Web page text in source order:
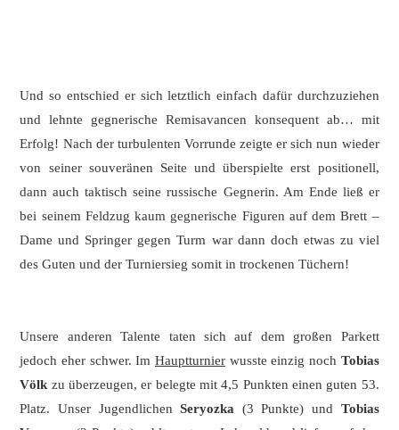
Und so entschied er sich letztlich einfach dafür durchzuziehen
und lehnte gegnerische Remisavancen konsequent ab… mit
Erfolg! Nach der turbulenten Vorrunde zeigte er sich nun wieder
von seiner souveränen Seite und überspielte erst positionell,
dann auch taktisch seine russische Gegnerin. Am Ende ließ er
bei seinem Feldzug kaum gegnerische Figuren auf dem Brett –
Dame und Springer gegen Turm war dann doch etwas zu viel
des Guten und der Turniersieg somit in trockenen Tüchern!
Unsere anderen Talente taten sich auf dem großen Parkett
jedoch eher schwer. Im Hauptturnier wusste einzig noch Tobias
Völk zu überzeugen, er belegte mit 4,5 Punkten einen guten 53.
Platz. Unser JugendlichenSeryozka (3 Punkte) und Tobias